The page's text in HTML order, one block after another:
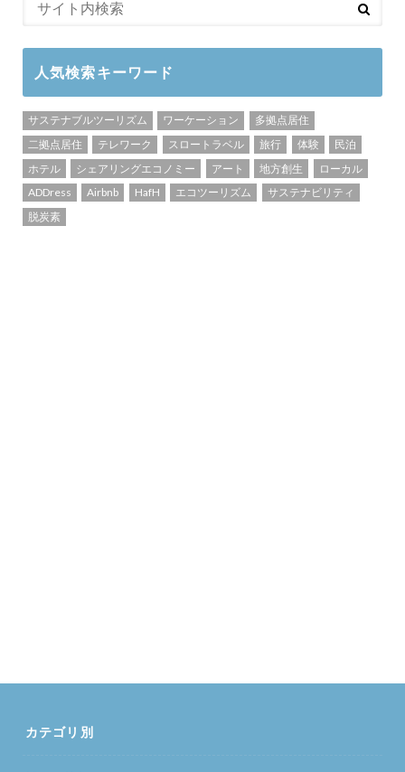
人気検索キーワード
サステナブルツーリズム ワーケーション
多拠点居住
二拠点居住
テレワーク スロートラベル 旅行 体験
民泊
ホテル
シェアリングエコノミー アート 地方創生
ローカル
ADDress
Airbnb HafH エコツーリズム
サステナビリティ
脱炭素
カテゴリ別